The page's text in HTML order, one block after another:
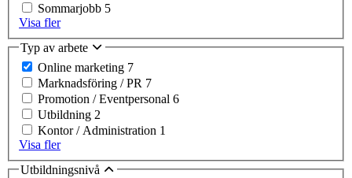
Sommarjobb 5
Visa fler
Typ av arbete
Online marketing 7
Marknadsföring / PR 7
Promotion / Eventpersonal 6
Utbildning 2
Kontor / Administration 1
Visa fler
Utbildningsnivå